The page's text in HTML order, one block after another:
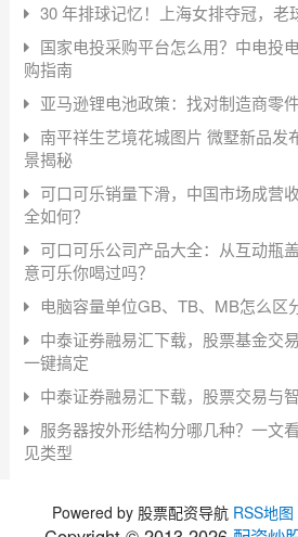
30 年排球记忆！上海女排夺冠，老
国家电投采购平台怎么用？中电投
购指南
亚马逊锂电池政策：找对制造商零
南平祥生艺境花城图片 微墅新品发
景揭秘
可口可乐销量下滑，中国市场成营
全如何？
可口可乐公司产品大全：从互动瓶
意可乐你喝过吗？
电脑容量单位GB、TB、MB怎么区
中泰证券融易汇下载，股票基金交
一键搞定
中泰证券融易汇下载，股票交易与
服务器按外形结构分哪几种？一文
见类型
Powered by 股票配资导航 RSS地图